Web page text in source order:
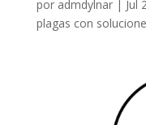
por admdylnar| Jul
plagas con